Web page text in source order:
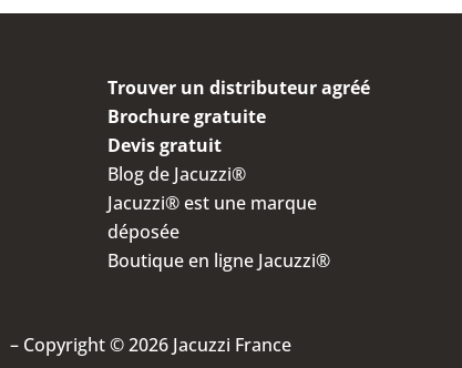
Trouver un distributeur agréé
Brochure gratuite
Devis gratuit
Blog de Jacuzzi®
Jacuzzi® est une marque
déposée
Boutique en ligne Jacuzzi®
– Copyright © 2026 Jacuzzi France